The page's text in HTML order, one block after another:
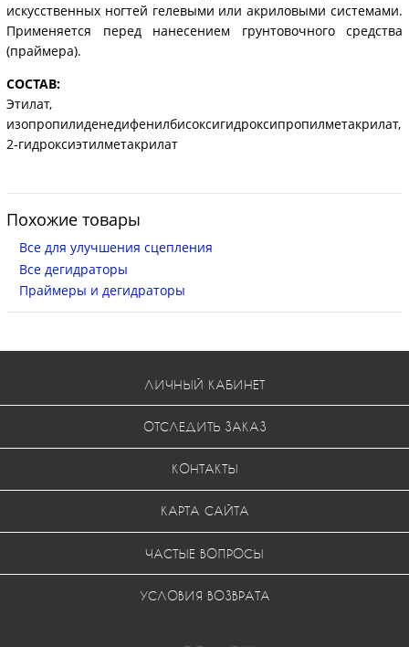
искусственных ногтей гелевыми или акриловыми системами.
Применяется перед нанесением грунтовочного средства
(праймера).
СОСТАВ:
Этилат,
изопропилиденедифенилбисоксигидроксипропилметакрилат,
2-гидроксиэтилметакрилат
Похожие товары
Все для улучшения сцепления
Все дегидраторы
Праймеры и дегидраторы
ЛИЧНЫЙ КАБИНЕТ
ОТСЛЕДИТЬ ЗАКАЗ
КОНТАКТЫ
КАРТА САЙТА
ЧАСТЫЕ ВОПРОСЫ
УСЛОВИЯ ВОЗВРАТА